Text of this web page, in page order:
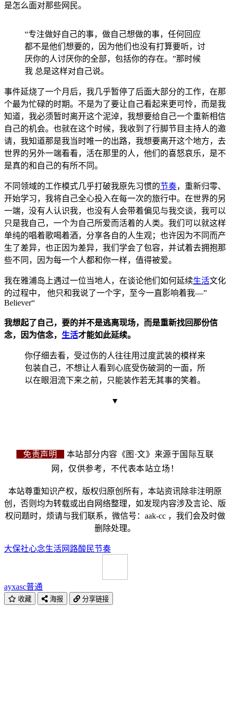
是怎么面对那些网民。
“专注做好自己的事，做自己想做的事，任何回应
都不是他们想要的，因为他们也没有打算要听，讨
厌你的人讨厌你的全部，包括你的存在。”那时候
我 总是这样对自己说。
事件延烧了一个月后，我几乎暂停了后面大部分的工作，在那
个最为忙碌的时期。不是为了要让自己看起来更可怜，而是我
知道，我必须暂时离开这个泥淖，我想要给自己一个重新相信
自己的机会。也就在这个时候，我收到了行脚节目主持人的邀
请，我知道那是我当时唯一的出路，我想要离开这个地方，去
世界的另外一端看看，活在那里的人，他们的喜怒哀乐，是不
是真的和自己的有所不同。
不同领域的工作模式几乎打破我原先习惯的节奏，重新归零、
开始学习，我将自己全心投入在每一次的旅行中。在世界的另
一端，没有人认识我，也没有人会带着偏见与我交谈，我可以
只是我自己，一个为自己所爱而活着的人类。我们可以就这样
单纯的唱着歌喝着酒，分享各自的人生观；也许因为不同而产
生了差异，也正因为差异，我们学会了包容，并试着去拥抱那
些不同，因为每一个人都和你一样，值得被爱。
我在雅浦岛上遇过一位当地人，在谈论他们如何延续生活文化
的过程中， 他只和我说了一个字，至今一直影响着我—”
Believer“
我想起了自己，要的并不是逃离现场，而是重新找回那份信
念，因为信念， 生活才能如此延续。
你仔细去看，受过伤的人往往用过度武装的模样来
包装自己，不想让人看到心底受伤破洞的一面，所
以在眼泪流下来之前，只能装作若无其事的笑着。
▼
免责声明
本站部分内容《图·文》来源于国际互联
网，仅供参考，不代表本站立场！
本站尊重知识产权，版权归原创所有，本站资讯除非注明原
创，否则均为转载或出自网络整理，如发现内容涉及言论、版
权问题时，烦请与我们联系，微信号：aak-cc ，我们会及时做
删除处理。
大保社心念生活网路酸民节奏
ayxasc普通
收藏 海报 分享链接